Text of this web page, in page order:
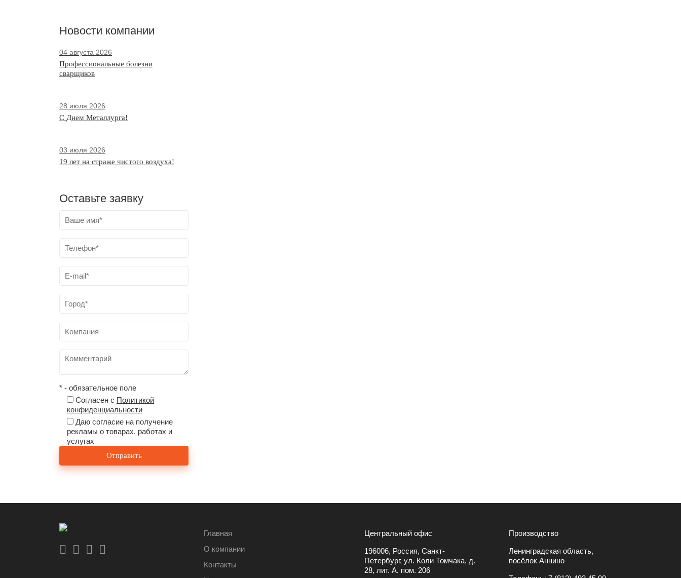
Новости компании
04 августа 2026
Профессиональные болезни
сварщиков
28 июля 2026
С Днем Металлурга!
03 июля 2026
19 лет на страже чистого воздуха!
Оставьте заявку
* - обязательное поле
Согласен с Политикой
конфиденциальности
Даю согласие на получение
рекламы о товарах, работах и
услугах
Главная
О компании
Контакты
Центральный офис
196006, Россия, Санкт-
Петербург, ул. Коли Томчака, д.
28, лит. А. пом. 206
Производство
Ленинградская область,
посёлок Аннино